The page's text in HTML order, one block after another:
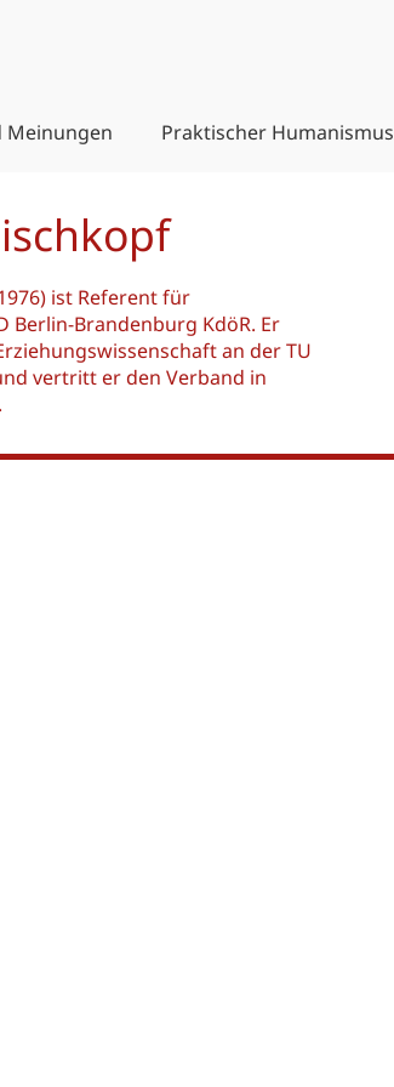
Meinungen Praktischer Humanismus
ist Referent für
Berlin-Brandenburg KdöR. Er
an der TU
vertritt er den Verband in